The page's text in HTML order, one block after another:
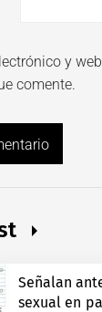
y
comente.
Señalan
sexual en